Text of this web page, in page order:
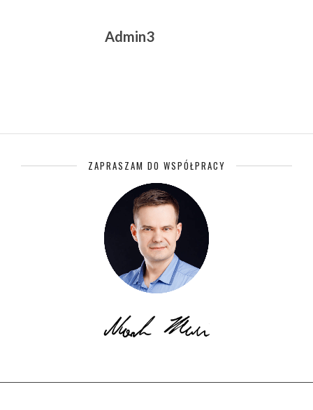
Admin3
ZAPRASZAM DO WSPÓŁPRACY